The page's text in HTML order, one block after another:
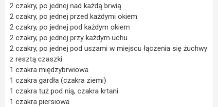
2 czakry, po jednej nad każdą brwią
2 czakry, po jednej przed każdymi okiem
2 czakry, po jednej pod każdym okiem
2 czakry, po jednej przy każdym uchu
2 czakry, po jednej pod uszami w miejscu łączenia się żuchwy
z resztą czaszki
1 czakra międzybrwiowa
1 czakra gardła (czakra ziemi)
1 czakra tuż pod nią, czakra krtani
1 czakra piersiowa